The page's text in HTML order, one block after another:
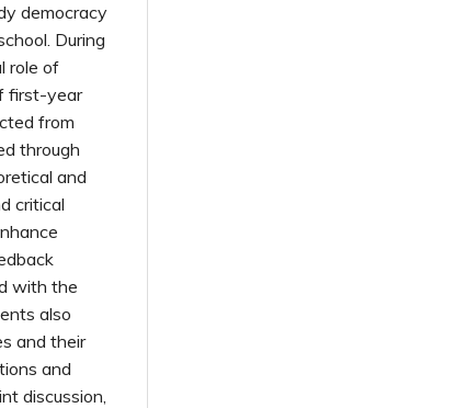
democracy
During
role of
first-year
from
through
and
critical
with the
also
and their
and
discussion,